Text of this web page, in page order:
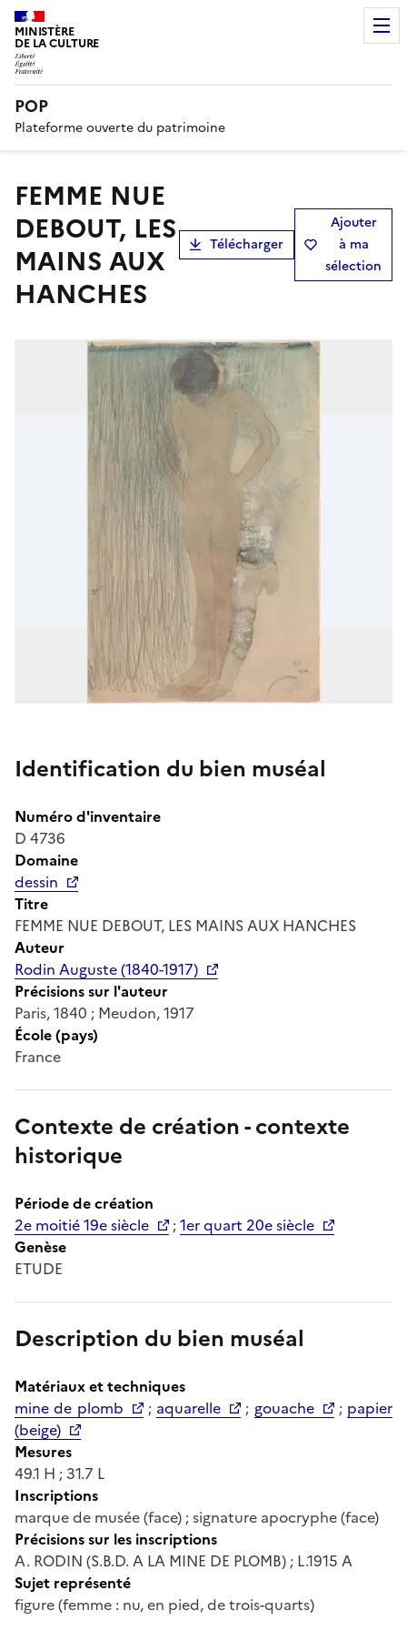
MINISTÈRE
DE LA CULTURE
POP
Plateforme ouverte du patrimoine
FEMME NUE
DEBOUT, LES
MAINS AUX
HANCHES
Télécharger
Ajouter
à ma
sélection
Identification du bien muséal
Numéro d'inventaire
D 4736
Domaine
dessin
Titre
FEMME NUE DEBOUT, LES MAINS AUX HANCHES
Auteur
Rodin Auguste (1840-1917)
Précisions sur l'auteur
Paris, 1840 ; Meudon, 1917
École (pays)
France
Contexte de création - contexte
historique
Période de création
2e moitié 19e siècle
;1er quart 20e siècle
Genèse
ETUDE
Description du bien muséal
Matériaux et techniques
mine de plomb
; aquarelle ; gouache ; papier
(beige)
Mesures
49.1 H ; 31.7 L
Inscriptions
marque de musée (face) ; signature apocryphe (face)
Précisions sur les inscriptions
A. RODIN (S.B.D. A LA MINE DE PLOMB) ; L.1915 A
Sujet représenté
figure (femme : nu, en pied, de trois-quarts)